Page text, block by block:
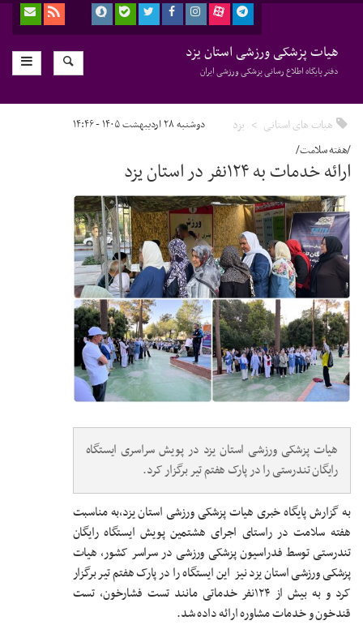
هیات پزشکی ورزشی استان یزد
دفتر پایگاه اطلاع رسانی پزشکی ورزشی ایران
هیات های استانی یزد دوشنبه ۲۸ اردیبهشت ۱۴۰۵ - ۱۴:۴۶
/هفته سلامت/
ارائه خدمات به ۱۲۴نفر در استان یزد
هیات پزشکی ورزشی استان یزد در پویش سراسری ایستگاه
رایگان تندرستی را در پارک هفتم تیر برگزار کرد.
به گزارش پایگاه خبری هیات پزشکی ورزشی استان یزد،به مناسبت
هفته سلامت در راستای اجرای هشتمین پویش ایستگاه رایگان
تندرستی توسط فدراسیون پزشکی ورزشی در سراسر کشور، هیات
پزشکی ورزشی استان یزد نیز این ایستگاه را در پارک هفتم تیر برگزار
کرد و به بیش از ۱۲۴نفر خدماتی مانند تست فشارخون، تست
قندخون و خدمات مشاوره ارائه داده شد.